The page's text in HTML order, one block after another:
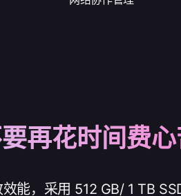
再花时间费心
能，采用 512 GB/ 1 TB